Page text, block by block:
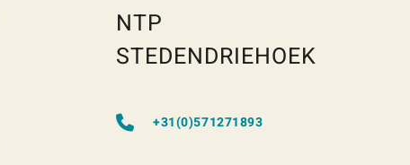
NTP
STEDENDRIEHOEK
+31(0)571271893